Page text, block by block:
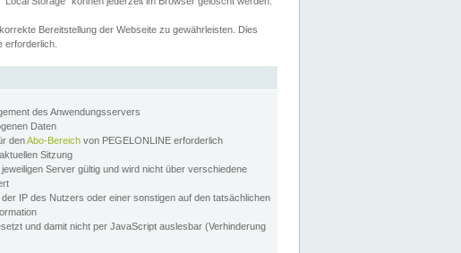
Bereitstellung der Webseite zu gewährleisten. Dies
erforderlich.
des Anwendungsservers
Daten
denAbo-Bereich von PEGELONLINE erforderlich
Sitzung
Server gültig und wird nicht über verschiedene
IP des Nutzers oder einer sonstigen auf den tatsächlichen
und damit nicht per JavaScript auslesbar (Verhinderung